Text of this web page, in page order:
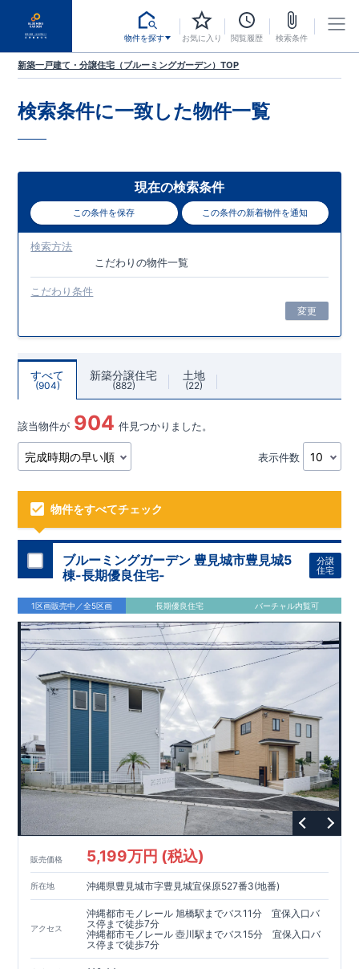
物件を探す お気に入り 閲覧履歴 検索条件
新築一戸建て・分譲住宅（ブルーミングガーデン）TOP
検索条件に一致した物件一覧
現在の検索条件
この条件を保存 この条件の新着物件を通知
検索方法
こだわりの物件一覧
こだわり条件
変更
すべて
904
新築分譲住宅
882
土地
22
該当物件が 904 件見つかりました。
表示件数
物件をすべてチェック
ブルーミングガーデン 豊見城市豊見城5
棟-長期優良住宅-
分譲
住宅
1区画販売中／全5区画 長期優良住宅 バーチャル内覧可
販売価格 5,199万円 (税込)
所在地 沖縄県豊見城市字豊見城宜保原527番3(地番)
アクセス
沖縄都市モノレール 旭橋駅までバス11分 宜保入口バ
ス停まで徒歩7分
沖縄都市モノレール 壺川駅までバス15分 宜保入口バ
ス停まで徒歩7分